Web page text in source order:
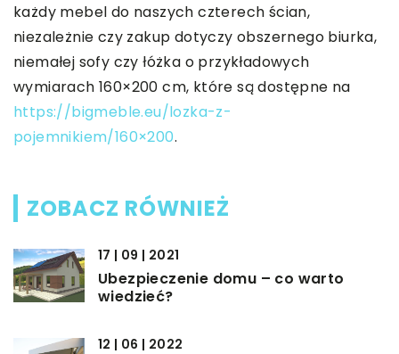
każdy mebel do naszych czterech ścian,
niezależnie czy zakup dotyczy obszernego biurka,
niemałej sofy czy łóżka o przykładowych
wymiarach 160×200 cm, które są dostępne na
https://bigmeble.eu/lozka-z-
pojemnikiem/160×200.
ZOBACZ RÓWNIEŻ
17 | 09 | 2021
Ubezpieczenie domu – co warto
wiedzieć?
12 | 06 | 2022